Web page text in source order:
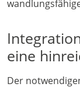
eine
Der